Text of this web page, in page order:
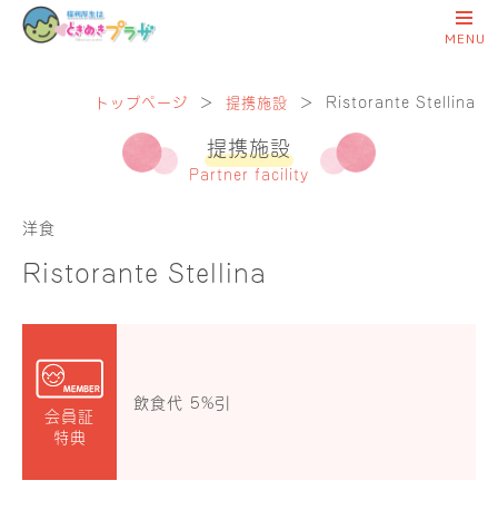
トップページ ＞ 提携施設 ＞ Ristorante Stellina
提携施設
Partner facility
洋食
Ristorante Stellina
会員証
特典
飲食代 5%引